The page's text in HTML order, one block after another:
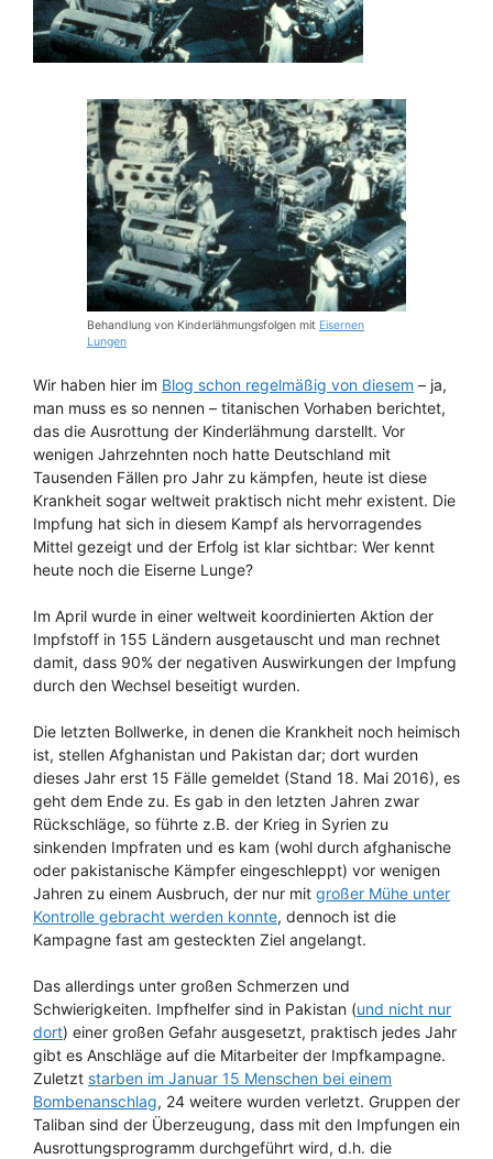
Behandlung von Kinderlähmungsfolgen mit Eisernen
Lungen
Wir haben hier im Blog schon regelmäßig von diesem – ja,
man muss es so nennen – titanischen Vorhaben berichtet,
das die Ausrottung der Kinderlähmung darstellt. Vor
wenigen Jahrzehnten noch hatte Deutschland mit
Tausenden Fällen pro Jahr zu kämpfen, heute ist diese
Krankheit sogar weltweit praktisch nicht mehr existent. Die
Impfung hat sich in diesem Kampf als hervorragendes
Mittel gezeigt und der Erfolg ist klar sichtbar: Wer kennt
heute noch die Eiserne Lunge?
Im April wurde in einer weltweit koordinierten Aktion der
Impfstoff in 155 Ländern ausgetauscht und man rechnet
damit, dass 90% der negativen Auswirkungen der Impfung
durch den Wechsel beseitigt wurden.
Die letzten Bollwerke, in denen die Krankheit noch heimisch
ist, stellen Afghanistan und Pakistan dar; dort wurden
dieses Jahr erst 15 Fälle gemeldet (Stand 18. Mai 2016), es
geht dem Ende zu. Es gab in den letzten Jahren zwar
Rückschläge, so führte z.B. der Krieg in Syrien zu
sinkenden Impfraten und es kam (wohl durch afghanische
oder pakistanische Kämpfer eingeschleppt) vor wenigen
Jahren zu einem Ausbruch, der nur mit großer Mühe unter
Kontrolle gebracht werden konnte, dennoch ist die
Kampagne fast am gesteckten Ziel angelangt.
Das allerdings unter großen Schmerzen und
Schwierigkeiten. Impfhelfer sind in Pakistan (und nicht nur
dort) einer großen Gefahr ausgesetzt, praktisch jedes Jahr
gibt es Anschläge auf die Mitarbeiter der Impfkampagne.
Zuletzt starben im Januar 15 Menschen bei einem
Bombenanschlag, 24 weitere wurden verletzt. Gruppen der
Taliban sind der Überzeugung, dass mit den Impfungen ein
Ausrottungsprogramm durchgeführt wird, d.h. die